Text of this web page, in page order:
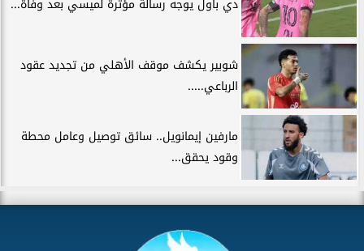
دي باول يوجه رسالة مؤثرة لميسي بعد وفاة...
شوبير يكشف موقف الأهلي من تجديد عقود
الرباعي.....
مارفين إيمانويل.. سائق توصيل وعامل محطة
وقود يحقق...